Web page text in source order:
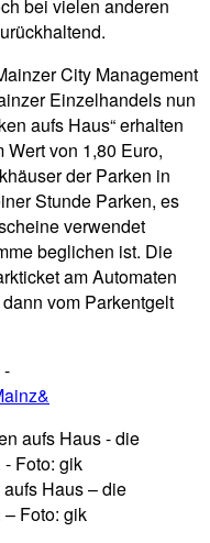
bei vielen anderen
City Management
Einzelhandels nun
aufs Haus“ erhalten
von 1,80 Euro,
der Parken in
Stunde Parken, es
verwendet
beglichen ist. Die
am Automaten
vom Parkentgelt
Haus – die
Foto: gik